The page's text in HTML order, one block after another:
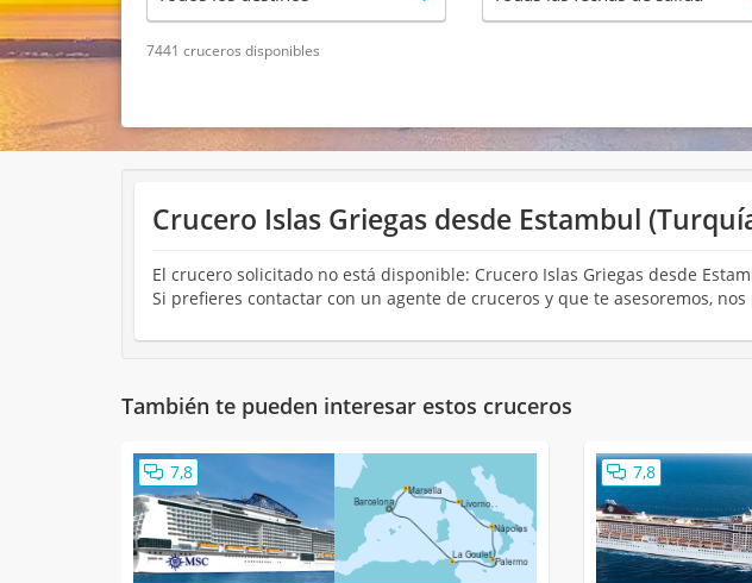
7441 cruceros disponibles
Crucero Islas Griegas desde Estambul
El crucero solicitado no está disponible: Crucero Islas Griegas desde
Si prefieres contactar con un agente de cruceros y que te asesoremos,
También te pueden interesar estos cruceros
7,8 7,8